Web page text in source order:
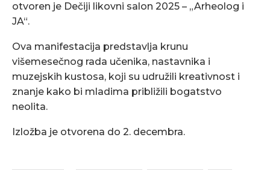
otvoren je Dečiji likovni salon 2025 – „Arheolog i
JA“.
Ova manifestacija predstavlja krunu
višemesečnog rada učenika, nastavnika i
muzejskih kustosa, koji su udružili kreativnost i
znanje kako bi mladima približili bogatstvo
neolita.
Izložba je otvorena do 2. decembra.